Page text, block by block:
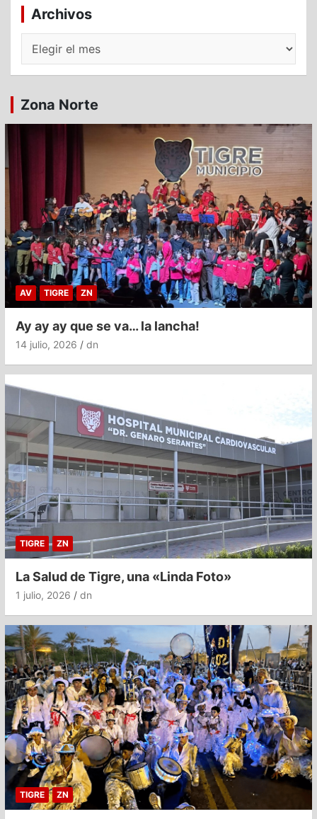
Archivos
Zona Norte
AV TIGRE ZN
Ay ay ay que se va… la lancha!
14 julio, 2026 dn
TIGRE ZN
La Salud de Tigre, una «Linda Foto»
1 julio, 2026 dn
TIGRE ZN